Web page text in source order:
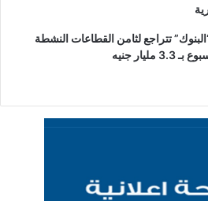
تتراجع لثامن القطاعات النشطة
مليار جنيه